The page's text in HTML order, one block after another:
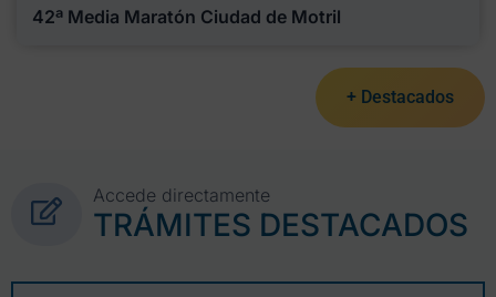
42ª Media Maratón Ciudad de Motril
+ Destacados
Accede directamente
TRÁMITES DESTACADOS